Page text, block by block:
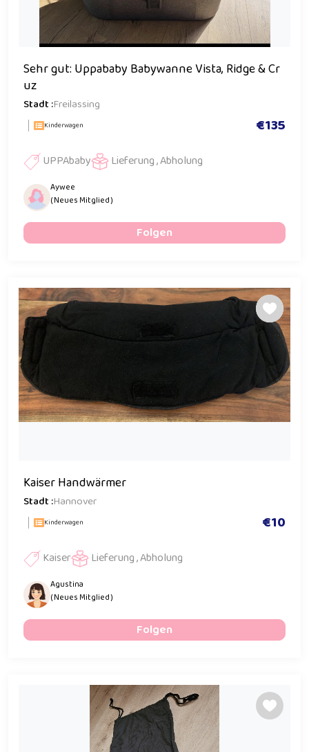
Sehr gut: Uppababy Babywanne Vista, Ridge & Cr
uz
Stadt :Freilassing
Kinderwagen €135
UPPAbaby Lieferung , Abholung
Aywee
( Neues Mitglied )
Folgen
Kaiser Handwärmer
Stadt :Hannover
Kinderwagen €10
Kaiser Lieferung , Abholung
Agustina
( Neues Mitglied )
Folgen